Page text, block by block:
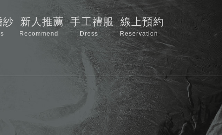
紗 新人推薦
Recommend
手工禮服
Dress
線上預約
Reservation